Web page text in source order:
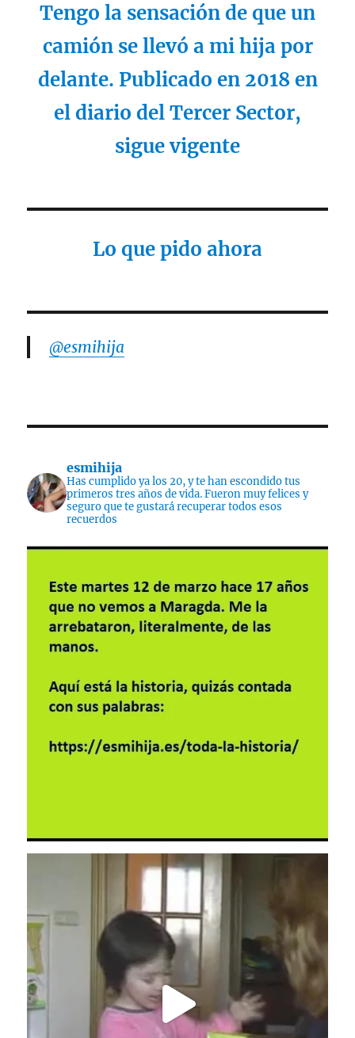
Tengo la sensación de que un
camión se llevó a mi hija por
delante. Publicado en 2018 en
el diario del Tercer Sector,
sigue vigente
Lo que pido ahora
@esmihija
esmihija
Has cumplido ya los 20, y te han escondido tus
primeros tres años de vida. Fueron muy felices y
seguro que te gustará recuperar todos esos
recuerdos